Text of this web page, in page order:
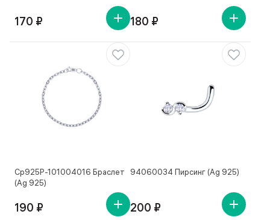
170 ₽ 180 ₽
Ср925Р-101004016 Браслет
(Ag 925)
190 ₽
94060034 Пирсинг (Ag 925)
200 ₽